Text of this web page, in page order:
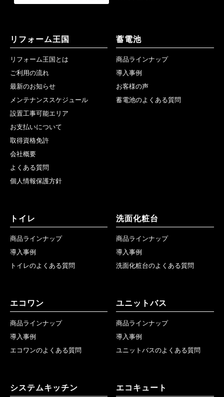
リフォーム王国
リフォーム王国とは
ご利用の流れ
最新のお知らせ
メンテナンススケジュール
設置工事可能エリア
お支払いについて
取得資格免許
会社概要
よくある質問
個人情報保護方針
蓄電池
商品ラインナップ
導入事例
お客様の声
蓄電池のよくある質問
トイレ
商品ラインナップ
導入事例
トイレのよくある質問
洗面化粧台
商品ラインナップ
導入事例
洗面化粧台のよくある質問
エコワン
商品ラインナップ
導入事例
エコワンのよくある質問
ユニットバス
商品ラインナップ
導入事例
ユニットバスのよくある質問
システムキッチン エコキュート